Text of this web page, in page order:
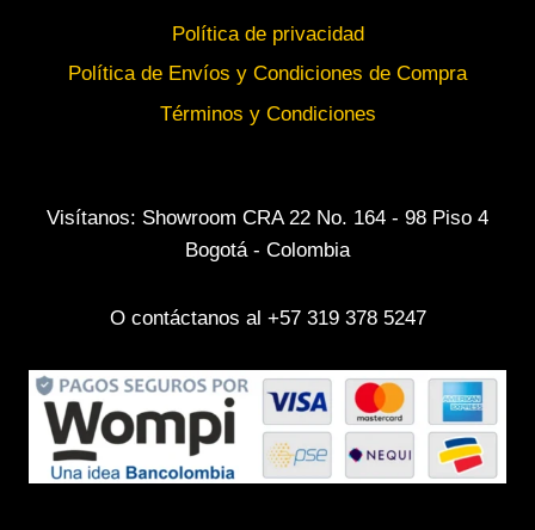
Política de privacidad
Política de Envíos y Condiciones de Compra
Términos y Condiciones
Visítanos: Showroom CRA 22 No. 164 - 98 Piso 4
Bogotá - Colombia
O contáctanos al +57 319 378 5247